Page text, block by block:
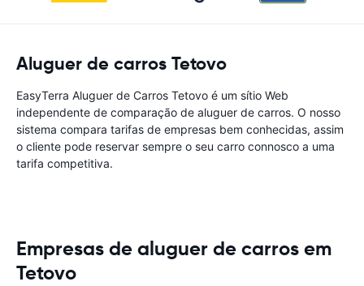
Aluguer de carros Tetovo
EasyTerra Aluguer de Carros Tetovo é um sítio Web
independente de comparação de aluguer de carros. O nosso
sistema compara tarifas de empresas bem conhecidas, assim
o cliente pode reservar sempre o seu carro connosco a uma
tarifa competitiva.
Empresas de aluguer de carros em
Tetovo